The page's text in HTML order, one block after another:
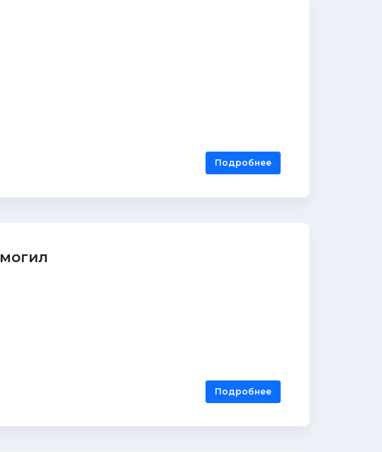
Подробнее
Подробнее